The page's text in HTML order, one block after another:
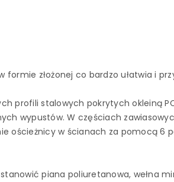
złożonej co bardzo ułatwia i
profili stalowych pokrytych okleiną
wypustów. W częściach
ościeżnicy w ścianach za pomocą
piana poliuretanowa, wełna